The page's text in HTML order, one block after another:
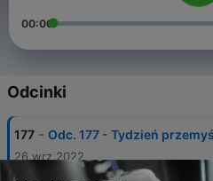
00:00
Odcinki
177 - Odc. 177 - Tydzień
26 wrz 2022